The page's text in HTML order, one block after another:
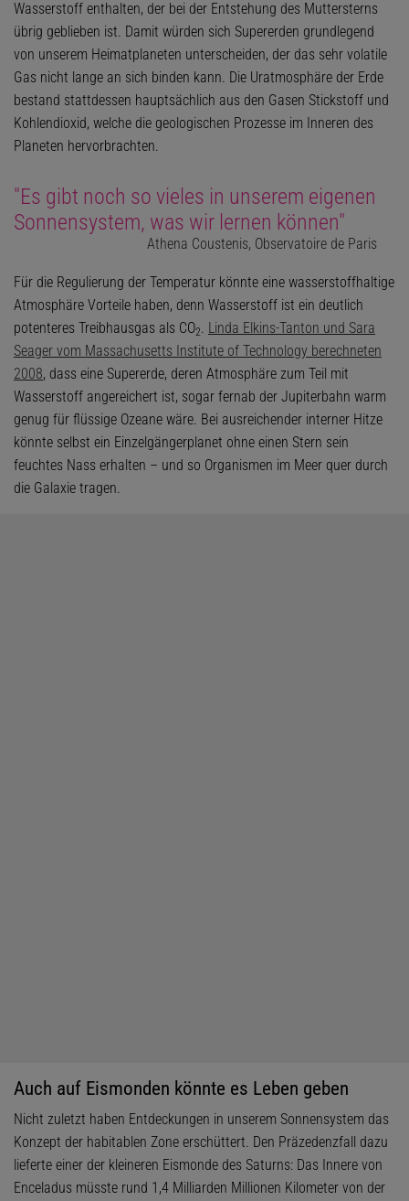
Wasserstoff enthalten, der bei der Entstehung des Muttersterns
übrig geblieben ist. Damit würden sich Supererden grundlegend
von unserem Heimatplaneten unterscheiden, der das sehr volatile
Gas nicht lange an sich binden kann. Die Uratmosphäre der Erde
bestand stattdessen hauptsächlich aus den Gasen Stickstoff und
Kohlendioxid, welche die geologischen Prozesse im Inneren des
Planeten hervorbrachten.
"Es gibt noch so vieles in unserem eigenen
Sonnensystem, was wir lernen können"
Athena Coustenis, Observatoire de Paris
Für die Regulierung der Temperatur könnte eine wasserstoffhaltige
Atmosphäre Vorteile haben, denn Wasserstoff ist ein deutlich
potenteres Treibhausgas als CO2. Linda Elkins-Tanton und Sara
Seager vom Massachusetts Institute of Technology berechneten
2008, dass eine Supererde, deren Atmosphäre zum Teil mit
Wasserstoff angereichert ist, sogar fernab der Jupiterbahn warm
genug für flüssige Ozeane wäre. Bei ausreichender interner Hitze
könnte selbst ein Einzelgängerplanet ohne einen Stern sein
feuchtes Nass erhalten – und so Organismen im Meer quer durch
die Galaxie tragen.
Auch auf Eismonden könnte es Leben geben
Nicht zuletzt haben Entdeckungen in unserem Sonnensystem das
Konzept der habitablen Zone erschüttert. Den Präzedenzfall dazu
lieferte einer der kleineren Eismonde des Saturns: Das Innere von
Enceladus müsste rund 1,4 Milliarden Millionen Kilometer von der